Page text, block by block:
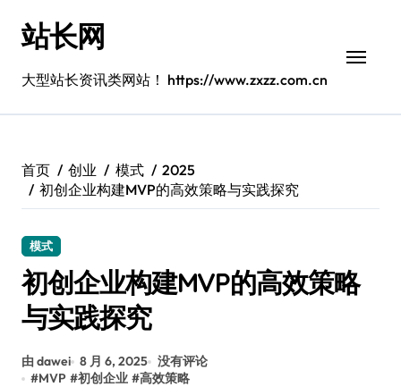
站长网
大型站长资讯类网站！ https://www.zxzz.com.cn
首页 创业 模式
2025
初创企业构建MVP的高效策略与实践探究
模式
初创企业构建MVP的高效策略
与实践探究
由 dawei 8 月 6, 2025 没有评论
#MVP #初创企业 #高效策略